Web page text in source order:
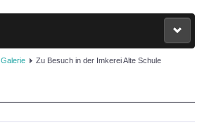
Galerie Zu Besuch in der Imkerei Alte Schule